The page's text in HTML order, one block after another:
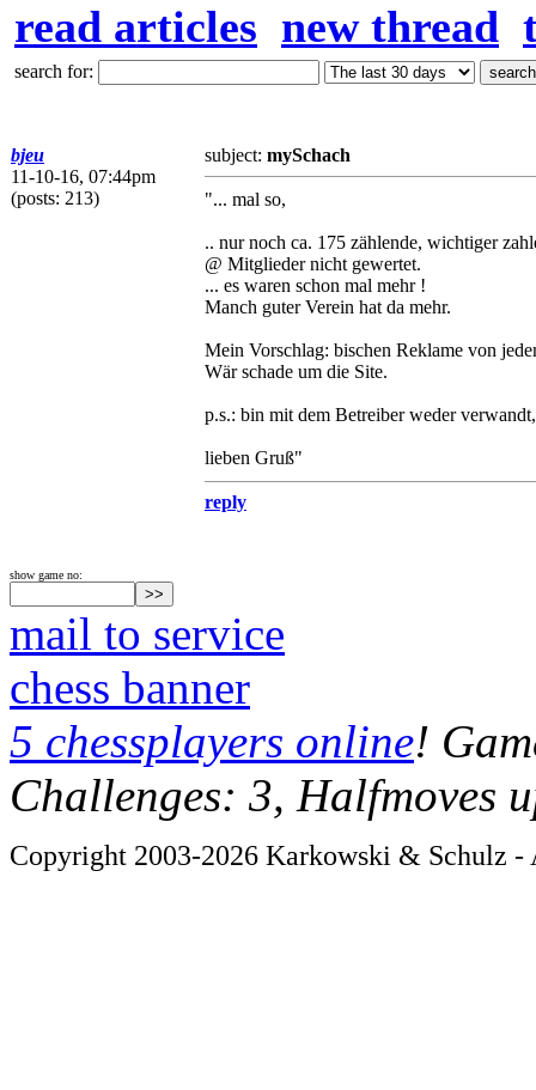
read articles new thread
search for:
bjeu
11-10-16, 07:44pm
(posts: 213)
subject: mySchach
"... mal so,
.. nur noch ca. 175 zählende, wichtiger
@ Mitglieder nicht gewertet.
... es waren schon mal mehr !
Manch guter Verein hat da mehr.
Mein Vorschlag: bischen Reklame von
Wär schade um die Site.
p.s.: bin mit dem Betreiber weder
lieben Gruß"
reply
show game no:
mail to service
chess banner
5 chessplayers online!
Challenges: 3, Halfmoves
Copyright 2003-2026 Karkowski & Schulz